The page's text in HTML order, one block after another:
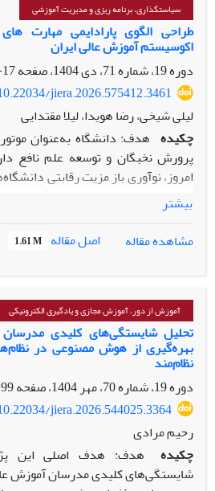
سیاستگذاری، برنامه ریزی و مدیریت آموزشی
طراحی الگوی پارادایمی مهارت
اکوسیستم آموزش عالی ایران
دوره 19، شماره 71، دی 1404، صفحه
17-29
jiera.2026.575412.3461
لیلی شیخی، رضا هویدا، لیلا مقتدایی
چکیده هدف: دانشگاه به‌عنوان
پرورش نخبگان و توسعه علم نافع
امروز، نوآوری باز مزیت رقابتی
پژوهش با توجه به چالش‌های آموزش
مهارت‌های مورد نیاز برای توسعه
طراحی می‌کند.
روش: در این پژوهش کیفی،
از طریق اعتبار محتوایی و
مشارکت‌کنندگان تأمین شد.
سیستماتیک (Struss & Corbin, 1990) صورت گرفت.
یافته‏ها: نتایج نشان داد که مهارت‌های
در دو دستۀ سخت (دانش تخصصی،
پروژه، و...) و نرم (خودآگاهی، مهارت
می‌گیرند. الگوی پارادایمی
شرایط، تعاملات و پیامدها بود.
نتیجه‏گیری: توسعه نوآوری باز
پرورش هم‌زمان مهارت‌های سخت و نرم
بیشتر
مشاهده مقاله
اصل مقاله 1.61 M
آموزش از دور، آموزش مجازی و یادگیری الکترونیکی
تحلیل شایستگی‌های کلیدی
بهره‌گیری از هوش مصنوعی در
نظام‌مند
دوره 19، شماره 70، مهر 1404، صفحه
99-113
jiera.2026.544025.3364
رحیم مرادی
چکیده
هدف: هدف اصلی این
شایستگی‌های کلیدی مدرسان آموزش